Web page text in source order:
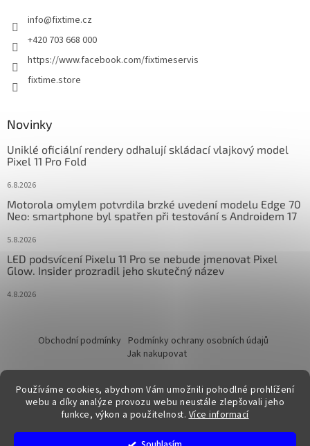
Používáme cookies, abychom Vám umožnili pohodlné prohlížení
webu a díky analýze provozu webu neustále zlepšovali jeho
funkce, výkon a použitelnost. Více informací
info@fixtime.cz
+420 703 668 000
https://www.facebook.com/fixtimeservis
fixtime.store
Novinky
Uniklé oficiální rendery odhalují skládací vlajkový model
Pixel 11 Pro Fold
6.8.2026
Motorola omylem potvrdila brzké uvedení modelu Edge 70
Neo: smartphone byl spatřen při testování s Androidem 17
5.8.2026
LED podsvícení Pixelu 11 Pro se nebude jmenovat Pixel
Glow. Insider prozradil jeho skutečný název
4.8.2026
Obchodní podmínky Podmínky ochrany osobních údajů
Jak nakupovat
Vytvořil Shoptet